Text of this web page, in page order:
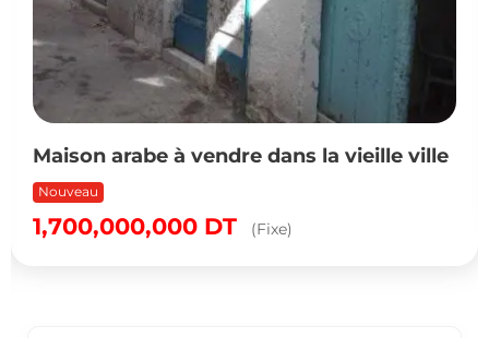
Maison arabe à vendre dans la vieille ville
Nouveau
1,700,000,000 DT (Fixe)